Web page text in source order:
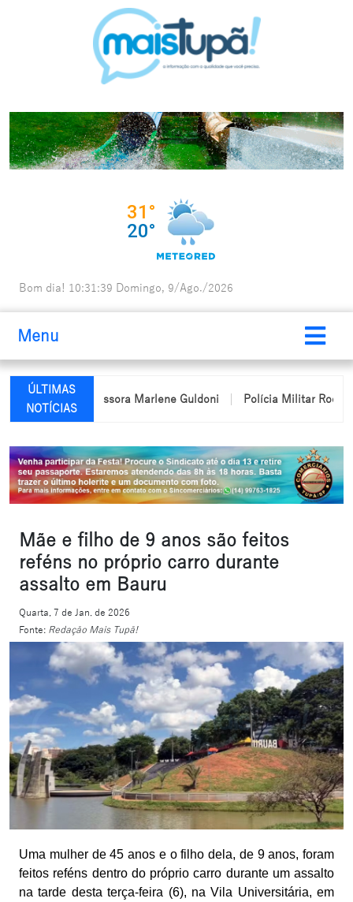
Bom dia! 10:31:40 Domingo, 9/Ago./2026
Menu
ÚLTIMAS
NOTÍCIAS
da professora Marlene Guldoni Polícia Militar Rodoviária
Mãe e filho de 9 anos são feitos
reféns no próprio carro durante
assalto em Bauru
Quarta, 7 de Jan. de 2026
Fonte: Redação Mais Tupã!
Uma mulher de 45 anos e o filho dela, de 9 anos, foram
feitos reféns dentro do próprio carro durante um assalto
na tarde desta terça-feira (6), na Vila Universitária, em